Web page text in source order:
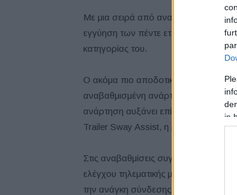
in
Με μια σειρά από αναβαθμισμένες
εγγύηση των πέντε ετών / 160.000
κατηγορίας του.
Ο ακόμα πιο αποδοτικός κινητήρας,
αναβαθμισμένη ανάρτηση,
ανάρτηση αυξάνει επίσης την
Trailer Sway Assist, η ρυμούλκηση
Στις αναβαθμίσεις συγκαταλέγεται
ελέγχου τηλεματικής με
την ανάγκη σύνδεσης με το